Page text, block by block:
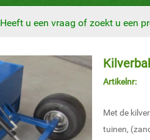
Heeft u een vraag of zoekt u een
Artikelnr:
Met de
tuinen,